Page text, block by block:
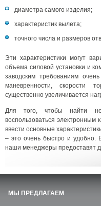
диаметра самого изделия;
характеристик вылета;
точного числа и размеров
Эти характеристики могут
объема силовой установки и
заводским требованиям
маневренности, скорости
существенно увеличивается
Для того, чтобы найти
воспользоваться
ввести основные
– это очень быстро и удобно.
наши менеджеры предоставят
МЫ ПРЕДЛАГАЕМ